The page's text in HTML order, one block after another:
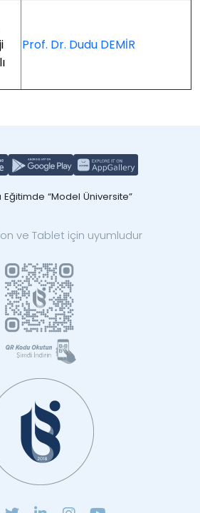
Prof. Dr. Dudu DEMİR
Eğitimde “Model Üniversite”
ve Tablet için uyumludur